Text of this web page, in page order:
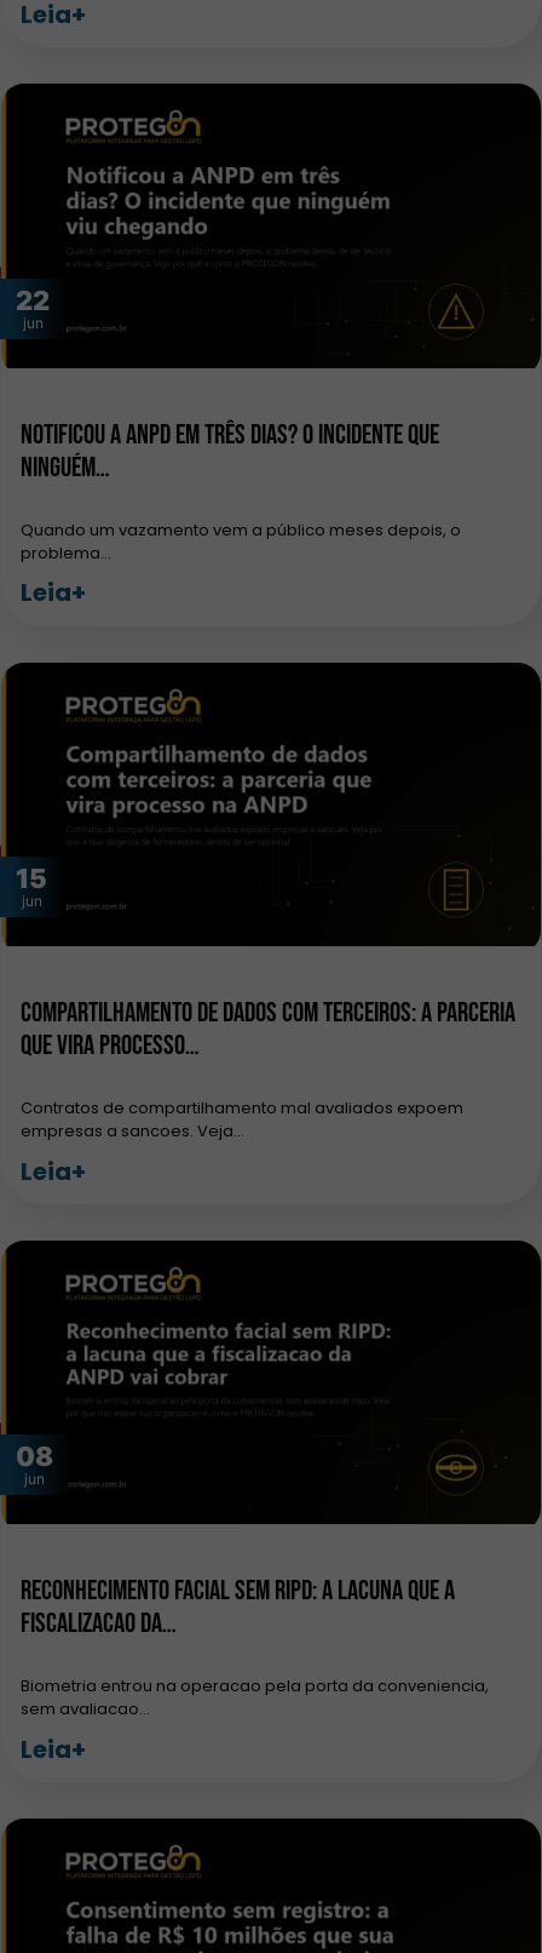
Leia+
22
jun
Notificou a ANPD em três dias? O incidente que
ninguém…
Quando um vazamento vem a público meses depois, o
problema…
Leia+
15
jun
Compartilhamento de dados com terceiros: a parceria
que vira processo…
Contratos de compartilhamento mal avaliados expoem
empresas a sancoes. Veja…
Leia+
08
jun
Reconhecimento facial sem RIPD: a lacuna que a
fiscalizacao da…
Biometria entrou na operacao pela porta da conveniencia,
sem avaliacao…
Leia+